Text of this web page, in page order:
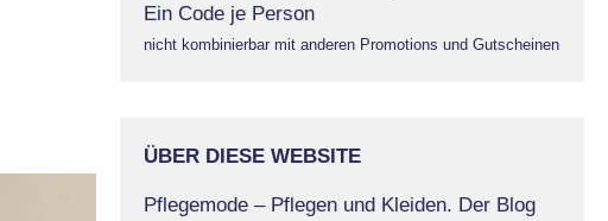
Ein Code je Person
nicht kombinierbar mit anderen Promotions und Gutscheinen
ÜBER DIESE WEBSITE
Pflegemode – Pflegen und Kleiden. Der Blog